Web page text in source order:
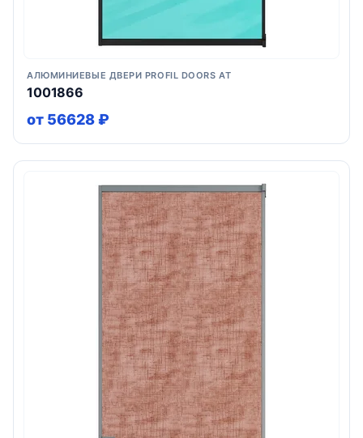
АЛЮМИНИЕВЫЕ ДВЕРИ PROFIL DOORS AT
1001866
от 56628 ₽